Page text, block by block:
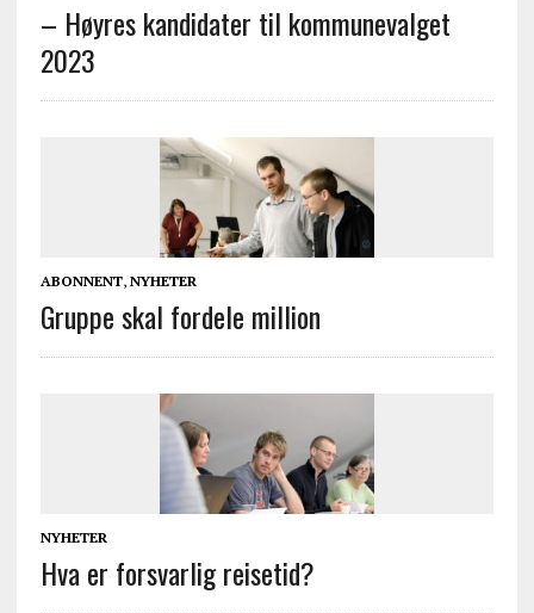
– Høyres kandidater til kommunevalget
2023
ABONNENT, NYHETER
Gruppe skal fordele million
NYHETER
Hva er forsvarlig reisetid?